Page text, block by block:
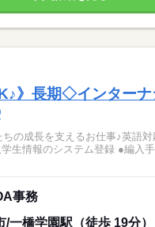
》長期◇インター
の成長を支えるお仕事♪英語対
生情報のシステム登録 ●編入
事務
/一橋学園駅（徒歩 19分）